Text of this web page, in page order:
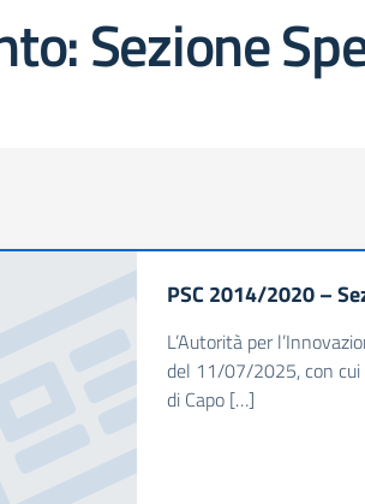
Sezione
PSC 2014/2020 –
L’Autorità per
del 11/07/2025, con cui
di Capo […]